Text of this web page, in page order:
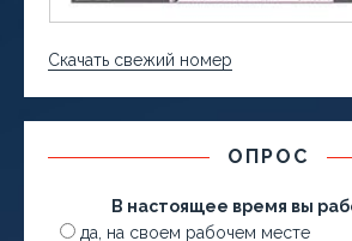
Скачать свежий номер
ОПРОС
В настоящее время вы
да, на своем рабочем месте